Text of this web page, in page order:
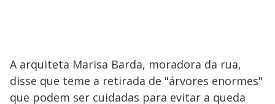
A arquiteta Marisa Barda, moradora da rua,
disse que teme a retirada de "árvores enormes"
que podem ser cuidadas para evitar a queda